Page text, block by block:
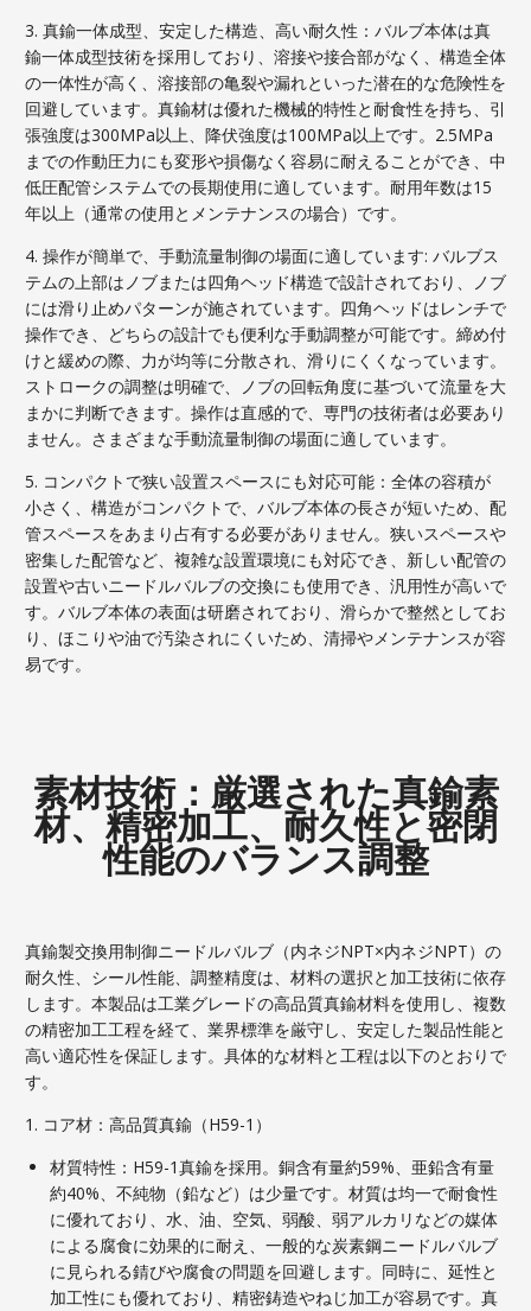
3. 真鍮一体成型、安定した構造、高い耐久性：バルブ本体は真
鍮一体成型技術を採用しており、溶接や接合部がなく、構造全体
の一体性が高く、溶接部の亀裂や漏れといった潜在的な危険性を
回避しています。真鍮材は優れた機械的特性と耐食性を持ち、引
張強度は300MPa以上、降伏強度は100MPa以上です。2.5MPa
までの作動圧力にも変形や損傷なく容易に耐えることができ、中
低圧配管システムでの長期使用に適しています。耐用年数は15
年以上（通常の使用とメンテナンスの場合）です。
4. 操作が簡単で、手動流量制御の場面に適しています: バルブス
テムの上部はノブまたは四角ヘッド構造で設計されており、ノブ
には滑り止めパターンが施されています。四角ヘッドはレンチで
操作でき、どちらの設計でも便利な手動調整が可能です。締め付
けと緩めの際、力が均等に分散され、滑りにくくなっています。
ストロークの調整は明確で、ノブの回転角度に基づいて流量を大
まかに判断できます。操作は直感的で、専門の技術者は必要あり
ません。さまざまな手動流量制御の場面に適しています。
5. コンパクトで狭い設置スペースにも対応可能：全体の容積が
小さく、構造がコンパクトで、バルブ本体の長さが短いため、配
管スペースをあまり占有する必要がありません。狭いスペースや
密集した配管など、複雑な設置環境にも対応でき、新しい配管の
設置や古いニードルバルブの交換にも使用でき、汎用性が高いで
す。バルブ本体の表面は研磨されており、滑らかで整然としてお
り、ほこりや油で汚染されにくいため、清掃やメンテナンスが容
易です。
素材技術：厳選された真鍮素
材、精密加工、耐久性と密閉
性能のバランス調整
真鍮製交換用制御ニードルバルブ（内ネジNPT×内ネジNPT）の
耐久性、シール性能、調整精度は、材料の選択と加工技術に依存
します。本製品は工業グレードの高品質真鍮材料を使用し、複数
の精密加工工程を経て、業界標準を厳守し、安定した製品性能と
高い適応性を保証します。具体的な材料と工程は以下のとおりで
す。
1. コア材：高品質真鍮（H59-1）
材質特性：H59-1真鍮を採用。銅含有量約59%、亜鉛含有量
約40%、不純物（鉛など）は少量です。材質は均一で耐食性
に優れており、水、油、空気、弱酸、弱アルカリなどの媒体
による腐食に効果的に耐え、一般的な炭素鋼ニードルバルブ
に見られる錆びや腐食の問題を回避します。同時に、延性と
加工性にも優れており、精密鋳造やねじ加工が容易です。真